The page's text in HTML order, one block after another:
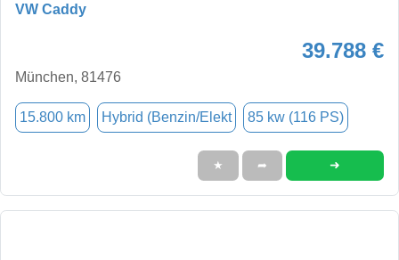
VW Caddy
39.788 €
München, 81476
15.800 km Hybrid (Benzin/Elekt 85 kw (116 PS)
★ ➦ ➜